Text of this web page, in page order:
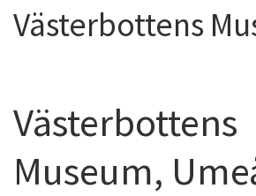
Västerbottens
Västerbottens
Museum,